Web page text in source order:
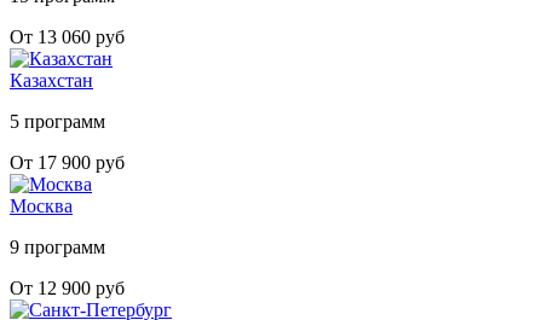
От 13 060 руб
Казахстан
5 программ
От 17 900 руб
Москва
9 программ
От 12 900 руб